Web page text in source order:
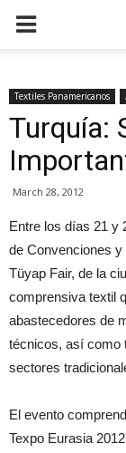
Textiles Panamericanos
Turquía:
March 28, 2012
Entre los días 21 y
de Convenciones y
Tüyap Fair, de la
comprensiva textil
abastecedores de
técnicos, así como
sectores
El evento
Texpo Eurasia